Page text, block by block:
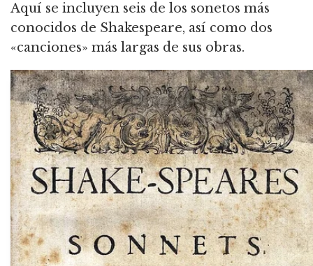
Aquí se incluyen seis de los sonetos más
conocidos de Shakespeare, así como dos
«canciones» más largas de sus obras.